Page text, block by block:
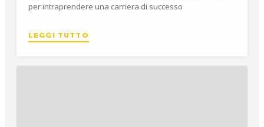
per intraprendere una carriera di successo
LEGGI TUTTO